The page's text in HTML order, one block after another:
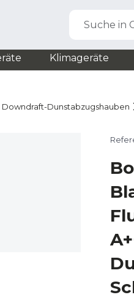
Suche in
Klimageräte
Downdraft-Dunstabzugshauben